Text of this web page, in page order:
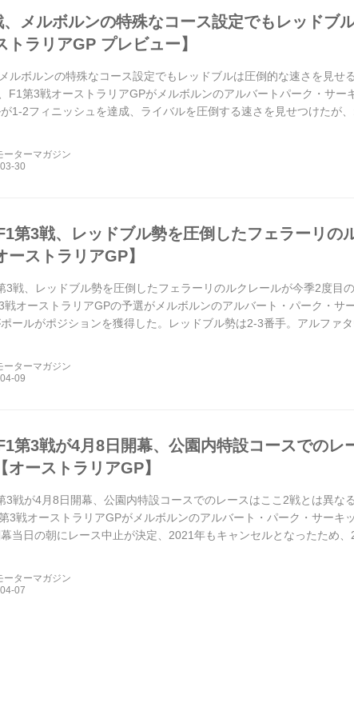
、メルボルンの特殊なコース設定でもレッドブ
トラリアGP プレビュー】
ルボルンの特殊なコース設定でもレッドブルは圧倒的な速さを見せ
F1第3戦オーストラリアGPがメルボルンのアルバートパーク・サー
1-2フィニッシュを達成、ライバルを圧倒する速さを見せつけたが
ーターマガジン
第3戦、レッドブル勢を圧倒したフェラーリの
ーストラリアGP】
3戦、レッドブル勢を圧倒したフェラーリのルクレールが今季2度目
戦オーストラリアGPの予選がメルボルンのアルバート・パーク・サ
ールがポジションを獲得した。レッドブル勢は2-3番手。アルファ
ーターマガジン
第3戦が4月8日開幕、公園内特設コースでのレ
オーストラリアGP】
3戦が4月8日開幕、公園内特設コースでのレースはここ2戦とは異な
3戦オーストラリアGPがメルボルンのアルバート・パーク・サーキ
当日の朝にレース中止が決定、2021年もキャンセルとなったため
ーターマガジン